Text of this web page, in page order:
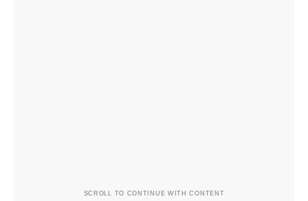
SCROLL TO CONTINUE WITH CONTENT